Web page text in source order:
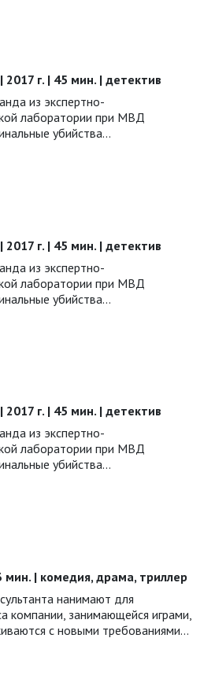
2017 г. | 45 мин. | детектив
из экспертно-
лаборатории при МВД
убийства…
2017 г. | 45 мин. | детектив
из экспертно-
лаборатории при МВД
убийства…
2017 г. | 45 мин. | детектив
из экспертно-
лаборатории при МВД
убийства…
мин. | комедия, драма, триллер
нанимают для
компании, занимающейся играми,
с новыми требованиями…